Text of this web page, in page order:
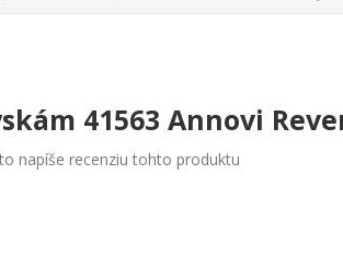
41563 Annovi
napíše recenziu tohto produktu